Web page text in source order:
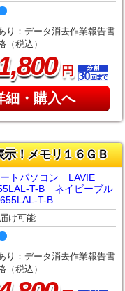
り：データ消去作業報告書
（税込）
,800円
細・購入へ
！メモリ１６ＧＢ
トパソコン LAVIE
T-B ネイビーブル
T-B
け可能
り：データ消去作業報告書
（税込）